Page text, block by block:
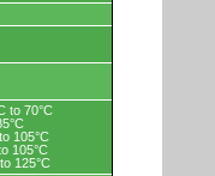
to 70°C
105°C
105°C
125°C